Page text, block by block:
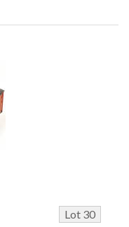
Lot 30